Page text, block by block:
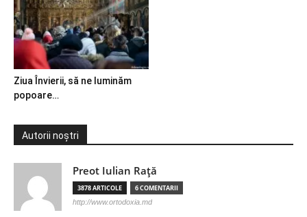
Ziua Învierii, să ne luminăm
popoare…
Autorii noștri
Preot Iulian Raţă
3878 ARTICOLE 6 COMENTARII
http://www.ortodoxia.md